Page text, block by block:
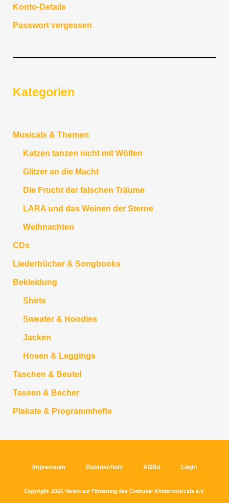
Konto-Details
Passwort vergessen
Kategorien
Musicals & Themen
Katzen tanzen nicht mit Wölfen
Glitzer an die Macht
Die Frucht der falschen Träume
LARA und das Weinen der Sterne
Weihnachten
CDs
Liederbücher & Songbooks
Bekleidung
Shirts
Sweater & Hoodies
Jacken
Hosen & Leggings
Taschen & Beutel
Tassen & Becher
Plakate & Programmhefte
Impressum Datenschutz AGBs Login
Copyright: 2026 Verein zur Förderung des Cottbuser Kindermusicals e.V.